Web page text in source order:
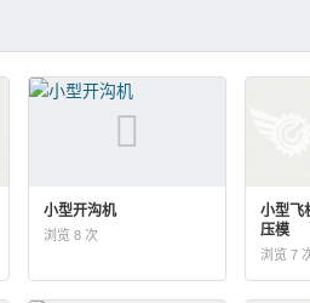
小型开沟机
浏览 8 次
小型飞
压模
浏览 7